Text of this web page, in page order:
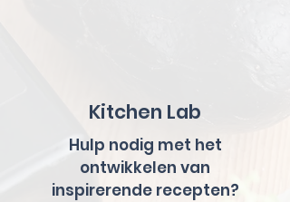
Kitchen Lab
Hulp nodig met het
ontwikkelen van
inspirerende recepten?